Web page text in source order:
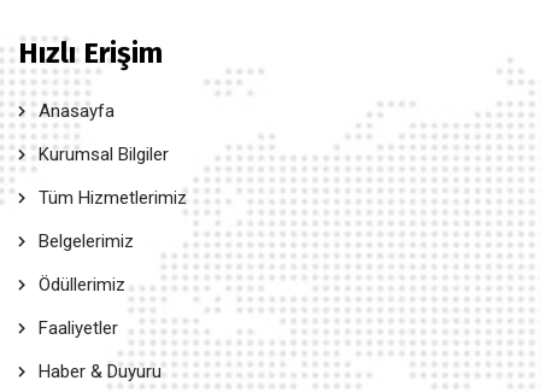
Hızlı Erişim
Anasayfa
Kurumsal Bilgiler
Tüm Hizmetlerimiz
Belgelerimiz
Ödüllerimiz
Faaliyetler
Haber & Duyuru